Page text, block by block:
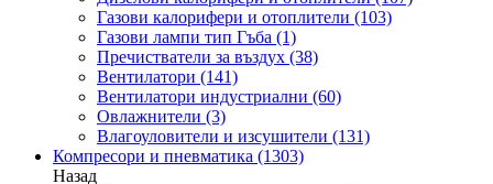
Газови калорифери и отоплители (103)
Газови лампи тип Гъба (1)
Пречистватели за въздух (38)
Вентилатори (141)
Вентилатори индустриални (60)
Овлажнители (3)
Влагоуловители и изсушители (131)
Компресори и пневматика (1303)
Назад